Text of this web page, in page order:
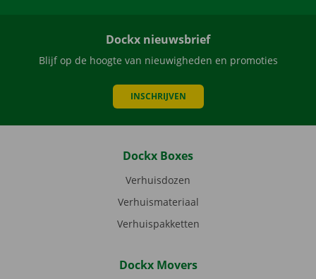
Dockx nieuwsbrief
Blijf op de hoogte van nieuwigheden en promoties
INSCHRIJVEN
Dockx Boxes
Verhuisdozen
Verhuismateriaal
Verhuispakketten
Dockx Movers